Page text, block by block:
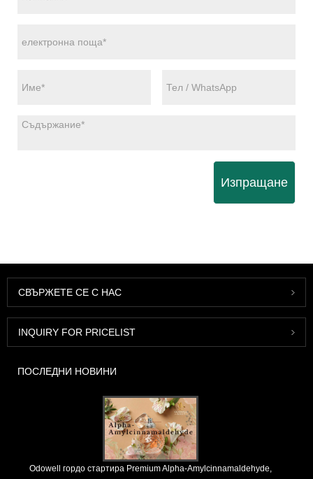
Изпращане
СВЪРЖЕТЕ СЕ С НАС
INQUIRY FOR PRICELIST
ПОСЛЕДНИ НОВИНИ
Odowell гордо стартира Premium Alpha-Amylcinnamaldehyde,